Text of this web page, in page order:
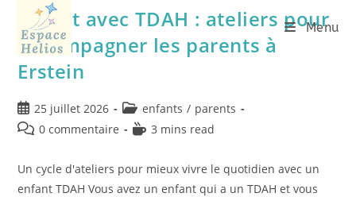
Menu
Enfant avec TDAH : ateliers pour
accompagner les parents à
Erstein
25 juillet 2026 enfants / parents
0 commentaire
3 mins read
Un cycle d'ateliers pour mieux vivre le quotidien avec un
enfant TDAH Vous avez un enfant qui a un TDAH et vous